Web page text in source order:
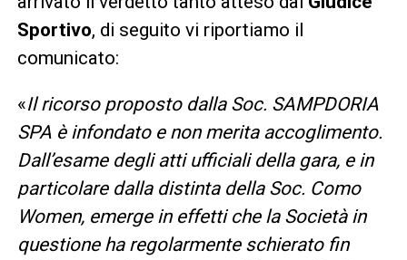
Sportivo, di seguito vi riportiamo il
comunicato:
«Il ricorso proposto dalla Soc. SAMPDORIA
SPA è infondato e non merita accoglimento.
Dall’esame degli atti ufficiali della gara, e in
particolare dalla distinta della Soc. Como
Women, emerge in effetti che la Società in
questione ha regolarmente schierato fin